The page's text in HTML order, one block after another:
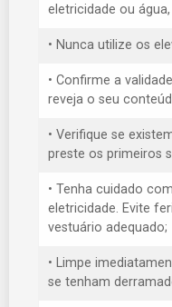
eletricidade ou
• Nunca utilize os
• Confirme a
reveja o seu
• Verifique se
preste os primeiros
• Tenha cuidado
eletricidade. Evite
vestuário adequado;
• Limpe
se tenham